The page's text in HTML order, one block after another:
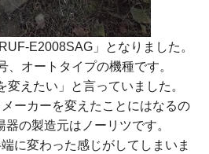
RUF-E2008SAG」
となりました。
、オートタイプの機種です。
変えたい」と言っていました。
ーカーを変えたことにはなるの
の製造元はノーリツです。
に変わった感じがしてしまいま